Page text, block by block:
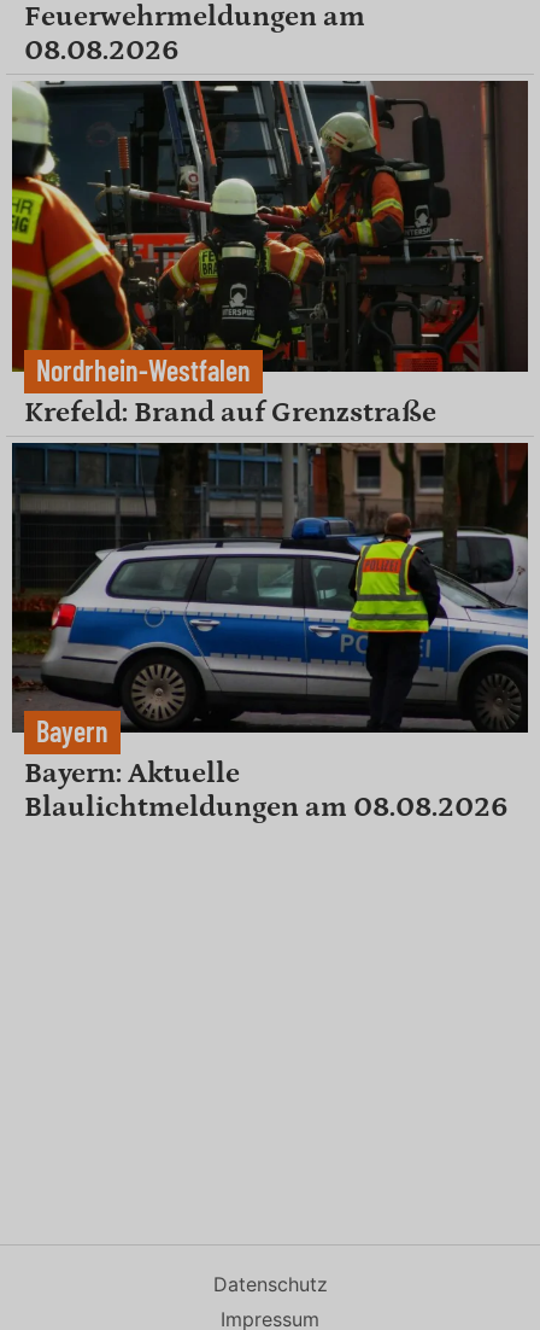
Feuerwehrmeldungen am
08.08.2026
Nordrhein-Westfalen
Krefeld: Brand auf Grenzstraße
Bayern
Bayern: Aktuelle
Blaulichtmeldungen am 08.08.2026
Datenschutz
Impressum